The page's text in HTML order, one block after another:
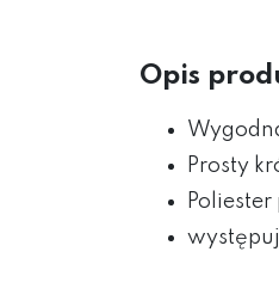
Opis
Prosty